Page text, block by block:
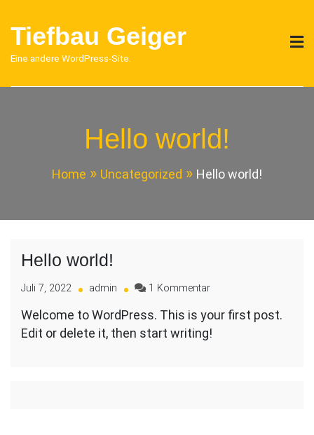
to
content
Tiefbau Geiger
Eine andere WordPress-Site.
Hello world!
Home Uncategorized Hello world!
Hello world!
Juli 7, 2022 admin 1 Kommentarzu
world!
Welcome to WordPress. This is your first post.
Edit or delete it, then start writing!